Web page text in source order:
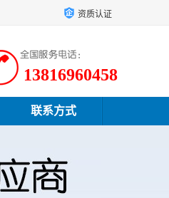
资质认证
13816960458
联系方式